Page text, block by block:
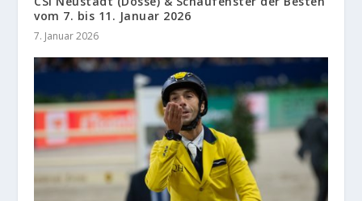
vom 7. bis 11. Januar 2026
7. Januar 2026